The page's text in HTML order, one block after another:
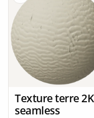
Texture terre 2K
seamless